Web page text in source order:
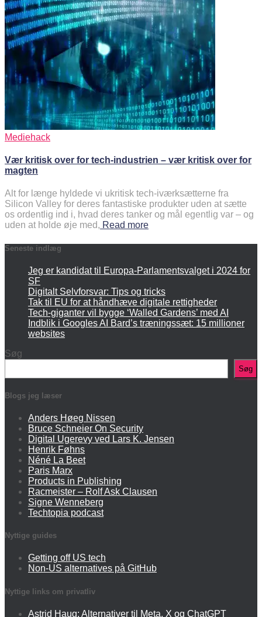
Mediehack
Vær kritisk over for tech-industrien – vær kritisk over for
magten
Alt for længe hyldede vi ukritisk tech-iværksætterne fra
Silicon Valley for deres fantastiske produkter uden at sætte
os ordentlig ind i, hvad deres tanker og mål egentlig var – og
uden at holde øje med, Read more
Seneste indlæg
Jeg er kandidat til Europa-Parlamentsvalget i 2024 for
SF
Digitalt Selvforsvar: Tips og tricks
Tak til EU for at håndhæve digitale rettigheder
Tech-giganter vil bygge ‘Walled Gardens’ med AI
Indblik i Googles AI Bard’s træningssæt: 15 millioner
websites
Søg
Søg
Blogs jeg læser
Anders Høeg Nissen
Bruce Schneier On Security
Digital Ugerevy ved Lars K. Jensen
Henrik Føhns
Néné La Beet
Paris Marx
Products in Publishing
Racmeister – Rolf Ask Clausen
Signe Wenneberg
Techtopia podcast
Nyttige guides
Getting off US tech
Non-US alternatives på GitHub
Nyttige links om privatliv
Astrid Haug: Alternativer til Meta, X og ChatGPT